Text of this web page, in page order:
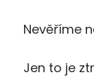
Nevěříme
Jen to je